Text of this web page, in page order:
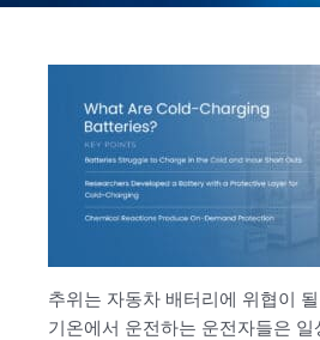
추위는 자동차 배터리에 위협이
기온에서 운전하는 운전자들은